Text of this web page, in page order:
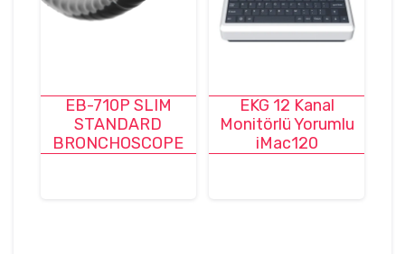
EB-710P SLIM
STANDARD
BRONCHOSCOPE
EKG 12 Kanal
Monitörlü Yorumlu
iMac120